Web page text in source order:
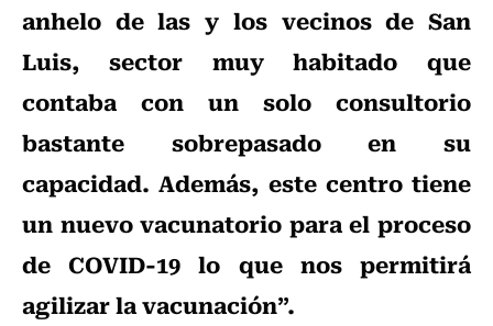
anhelo de las y los vecinos de San
Luis, sector muy habitado que
contaba con un solo consultorio
bastante sobrepasado en su
capacidad. Además, este centro tiene
un nuevo vacunatorio para el proceso
de COVID-19 lo que nos permitirá
agilizar la vacunación”.